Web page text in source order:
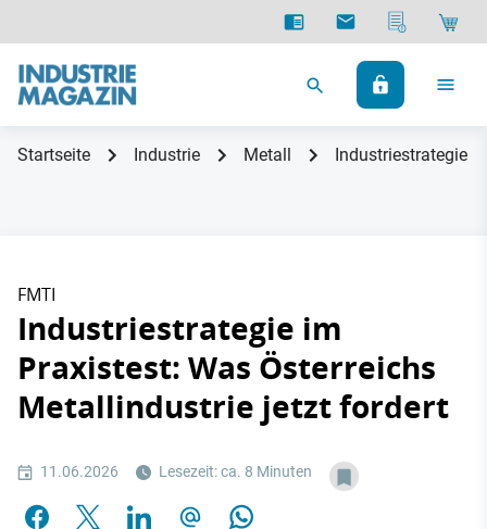
Startseite Industrie Metall Industriestrategie
FMTI
Industriestrategie im
Praxistest: Was Österreichs
Metallindustrie jetzt fordert
11.06.2026 Lesezeit: ca. 8 Minuten